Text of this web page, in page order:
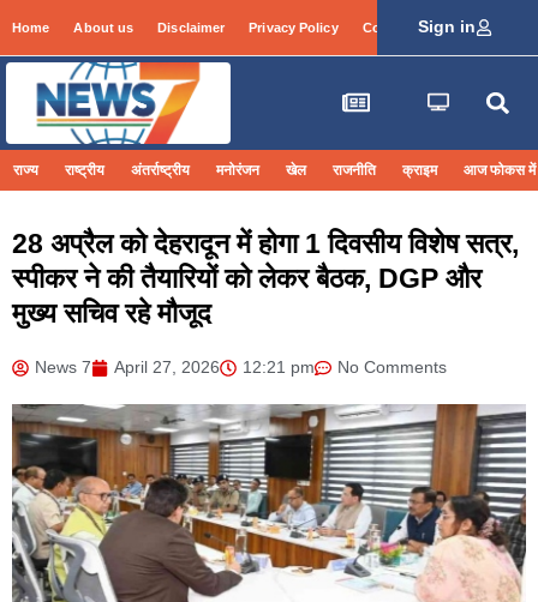
Home About us Disclaimer Privacy Policy Contact Info Login
Sign in
राज्य राष्ट्रीय अंतर्राष्ट्रीय मनोरंजन खेल राजनीति क्राइम आज फोकस में
28 अप्रैल को देहरादून में होगा 1 दिवसीय विशेष सत्र,
स्पीकर ने की तैयारियों को लेकर बैठक, DGP और
मुख्य सचिव रहे मौजूद
News 7 April 27, 2026 12:21 pm No Comments